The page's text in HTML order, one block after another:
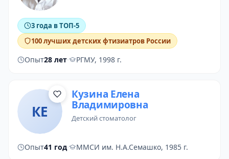
3 года в ТОП-5
100 лучших детских фтизиатров России
Опыт28 лет· РГМУ, 1998 г.
КЕ
Кузина Елена
Владимировна
детский стоматолог
Опыт41 год· ММСИ им. Н.А.Семашко, 1985 г.